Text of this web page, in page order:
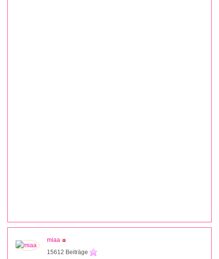
miaa
15612 Beiträge